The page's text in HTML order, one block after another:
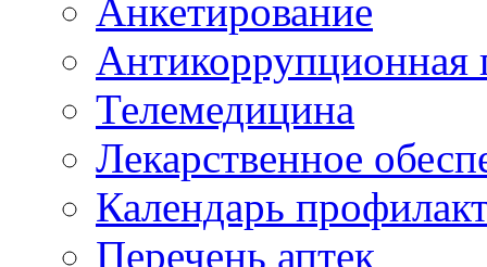
Анкетирование
Антикоррупционная
Телемедицина
Лекарственное
Календарь
Перечень аптек